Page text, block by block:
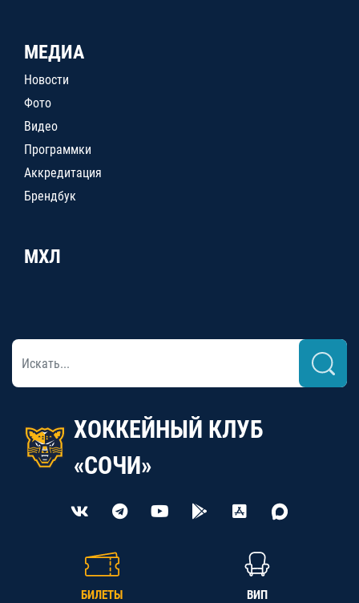
МЕДИА
Новости
Фото
Видео
Программки
Аккредитация
Брендбук
МХЛ
ХОККЕЙНЫЙ КЛУБ
«СОЧИ»
БИЛЕТЫ ВИП